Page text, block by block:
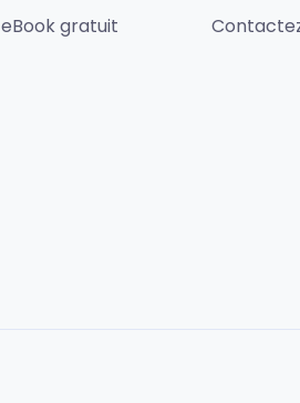
eBook gratuit